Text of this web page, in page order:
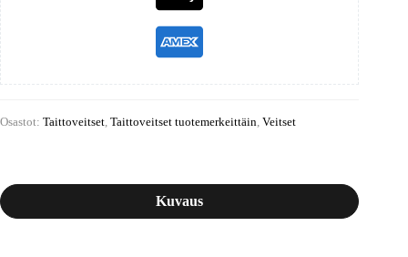
Osastot: Taittoveitset, Taittoveitset tuotemerkeittäin, Veitset
Kuvaus